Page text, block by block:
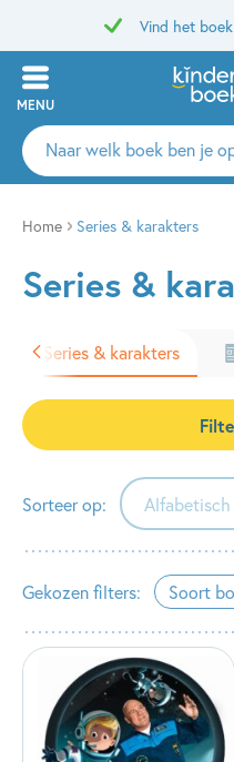
Vind het
MENU
Zoeken
naar
auteurs
uitgevers
Home Series & karakters
Series &
Series & karakters
Sorteer op: Alfabetisch
Alfabetisch
Gekozen filters: Soort